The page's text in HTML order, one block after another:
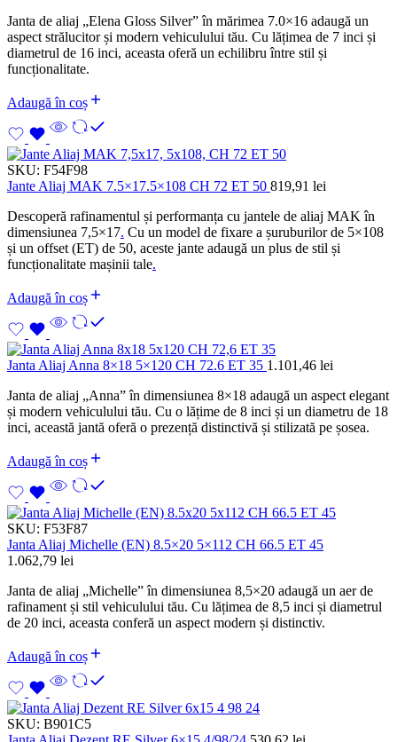
Janta de aliaj „Elena Gloss Silver” în mărimea 7.0×16 adaugă un
aspect strălucitor și modern vehiculului tău. Cu lățimea de 7 inci și
diametrul de 16 inci, aceasta oferă un echilibru între stil și
funcționalitate.
Adaugă în coș
SKU: F54F98
Jante Aliaj MAK 7.5×17.5×108 CH 72 ET 50 819,91 lei
Descoperă rafinamentul și performanța cu jantele de aliaj MAK în
dimensiunea 7,5×17. Cu un model de fixare a șuruburilor de 5×108
și un offset (ET) de 50, aceste jante adaugă un plus de stil și
funcționalitate mașinii tale.
Adaugă în coș
Janta Aliaj Anna 8×18 5×120 CH 72.6 ET 35 1.101,46 lei
Janta de aliaj „Anna” în dimensiunea 8×18 adaugă un aspect elegant
și modern vehiculului tău. Cu o lățime de 8 inci și un diametru de 18
inci, această jantă oferă o prezență distinctivă și stilizată pe șosea.
Adaugă în coș
SKU: F53F87
Janta Aliaj Michelle (EN) 8.5×20 5×112 CH 66.5 ET 45
1.062,79 lei
Janta de aliaj „Michelle” în dimensiunea 8,5×20 adaugă un aer de
rafinament și stil vehiculului tău. Cu lățimea de 8,5 inci și diametrul
de 20 inci, aceasta conferă un aspect modern și distinctiv.
Adaugă în coș
SKU: B901C5